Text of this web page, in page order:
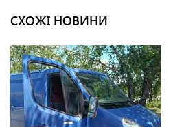
СХОЖІ НОВИНИ